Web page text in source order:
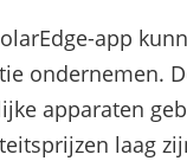
app
ondernemen.
apparaten
laag